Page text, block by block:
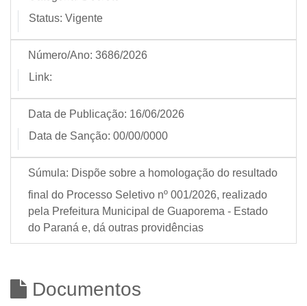
Status: Vigente
Número/Ano: 3686/2026
Link:
Data de Publicação: 16/06/2026
Data de Sanção: 00/00/0000
Súmula: Dispõe sobre a homologação do resultado
final do Processo Seletivo nº 001/2026, realizado
pela Prefeitura Municipal de Guaporema - Estado
do Paraná e, dá outras providências
Documentos